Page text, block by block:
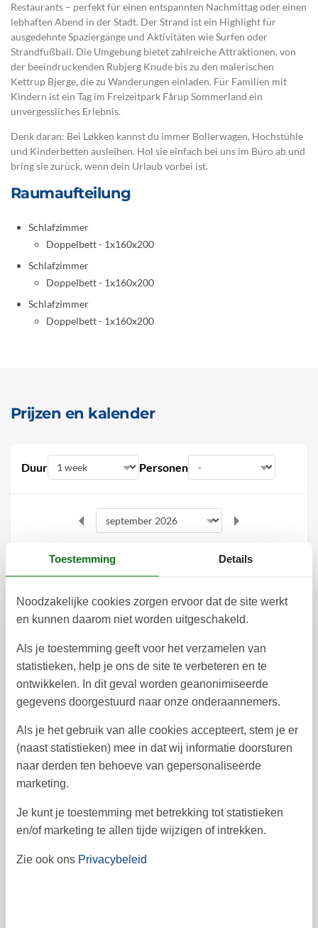
Restaurants – perfekt für einen entspannten Nachmittag oder einen
lebhaften Abend in der Stadt. Der Strand ist ein Highlight für
ausgedehnte Spaziergänge und Aktivitäten wie Surfen oder
Strandfußball. Die Umgebung bietet zahlreiche Attraktionen, von
der beeindruckenden Rubjerg Knude bis zu den malerischen
Kettrup Bjerge, die zu Wanderungen einladen. Für Familien mit
Kindern ist ein Tag im Freizeitpark Fårup Sommerland ein
unvergessliches Erlebnis.
Denk daran: Bei Løkken kannst du immer Bollerwagen, Hochstühle
und Kinderbetten ausleihen. Hol sie einfach bei uns im Büro ab und
bring sie zurück, wenn dein Urlaub vorbei ist.
Raumaufteilung
Schlafzimmer
Doppelbett - 1x160x200
Schlafzimmer
Doppelbett - 1x160x200
Schlafzimmer
Doppelbett - 1x160x200
Prijzen en kalender
Duur Personen
ma di wo
36 1 2 3 4 5 6
38 14 15 16 17 18 19
39 21 22 23 24 25 26
41
oktober 2026
40 1 2 3 4
Toestemming Details
Noodzakelijke cookies zorgen ervoor dat de site werkt
en kunnen daarom niet worden uitgeschakeld.
Als je toestemming geeft voor het verzamelen van
statistieken, help je ons de site te verbeteren en te
ontwikkelen. In dit geval worden geanonimiseerde
gegevens doorgestuurd naar onze onderaannemers.
Als je het gebruik van alle cookies accepteert, stem je er
(naast statistieken) mee in dat wij informatie doorsturen
naar derden ten behoeve van gepersonaliseerde
marketing.
Je kunt je toestemming met betrekking tot statistieken
en/of marketing te allen tijde wijzigen of intrekken.
Zie ook ons Privacybeleid